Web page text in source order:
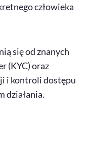
człowieka
się od znanych
(KYC) oraz
i kontroli dostępu
działania.